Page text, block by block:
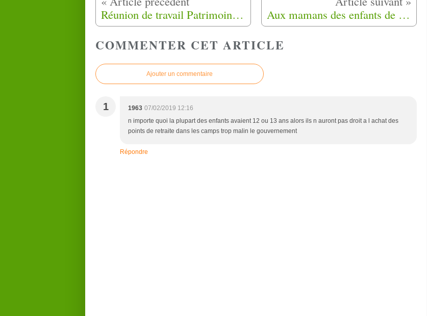
Réunion de travail Patrimoine et Dispositif des emplois réservés à la Région Grand Sud à Marseille (13) Aux mamans des enfants de Harkis
COMMENTER CET ARTICLE
Ajouter un commentaire
1 1963 07/02/2019 12:16
n importe quoi la plupart des enfants avaient 12 ou 13 ans alors ils n auront pas droit a l achat des
points de retraite dans les camps trop malin le gouvernement
Répondre